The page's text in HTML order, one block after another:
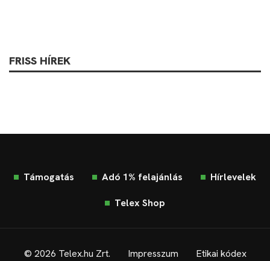
FRISS HÍREK
Támogatás Adó 1% felajánlás Hírlevelek
Telex Shop
© 2026 Telex.hu Zrt. Impresszum Etikai kódex